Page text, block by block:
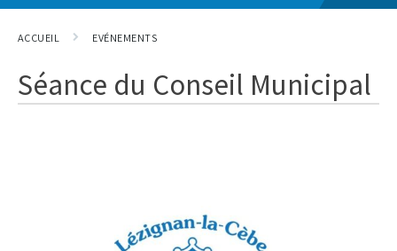
ACCUEIL EVÉNEMENTS
Séance du Conseil Municipal